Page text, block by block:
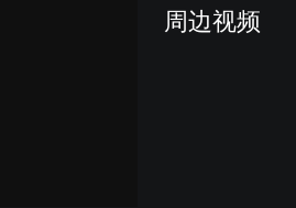
周边视频